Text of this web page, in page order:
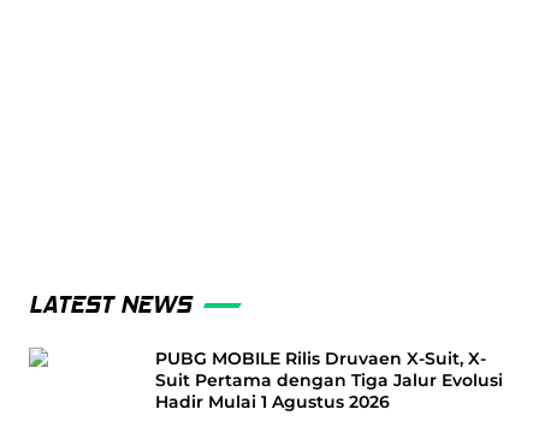
LATEST NEWS
PUBG MOBILE Rilis Druvaen X-Suit, X-
Suit Pertama dengan Tiga Jalur Evolusi
Hadir Mulai 1 Agustus 2026